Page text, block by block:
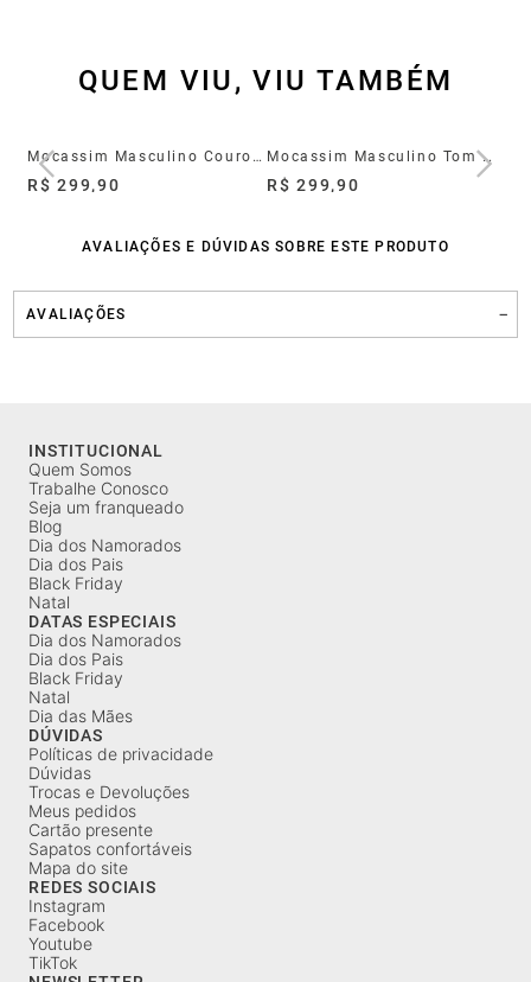
QUEM VIU, VIU TAMBÉM
Mocassim Masculino Couro Tom Preto
R$ 299,90
Mocassim Masculino Tom Marrom Couro
R$ 299,90
AVALIAÇÕES E DÚVIDAS SOBRE ESTE PRODUTO
AVALIAÇÕES
INSTITUCIONAL
Quem Somos
Trabalhe Conosco
Seja um franqueado
Blog
Dia dos Namorados
Dia dos Pais
Black Friday
Natal
DATAS ESPECIAIS
Dia dos Namorados
Dia dos Pais
Black Friday
Natal
Dia das Mães
DÚVIDAS
Políticas de privacidade
Dúvidas
Trocas e Devoluções
Meus pedidos
Cartão presente
Sapatos confortáveis
Mapa do site
REDES SOCIAIS
Instagram
Facebook
Youtube
TikTok